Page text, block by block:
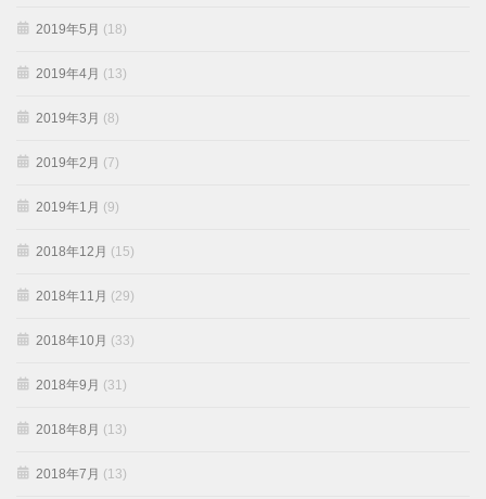
2019年5月 (18)
2019年4月 (13)
2019年3月 (8)
2019年2月 (7)
2019年1月 (9)
2018年12月 (15)
2018年11月 (29)
2018年10月 (33)
2018年9月 (31)
2018年8月 (13)
2018年7月 (13)